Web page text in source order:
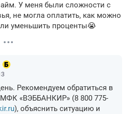
У меня были сложности с
не могла оплатить, как можно
уменьшить проценты😭
Рекомендуем обратиться в
«ВЭББАНКИР» (8 800 775-
), объяснить ситуацию и